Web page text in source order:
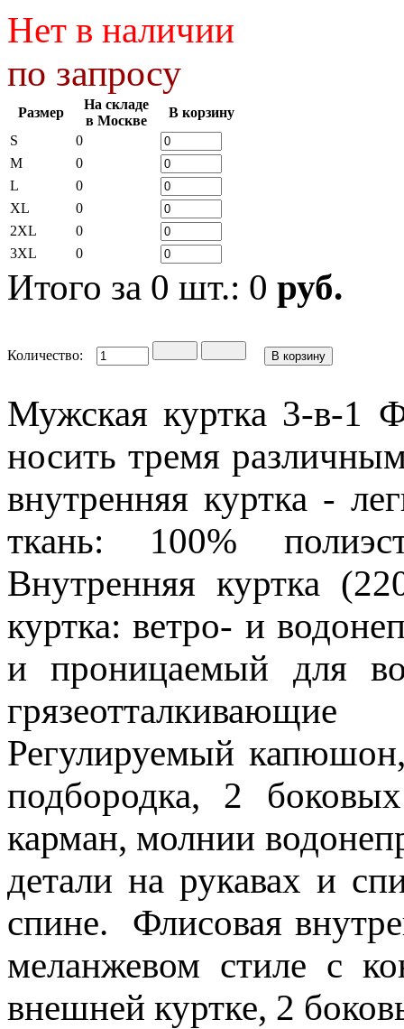
Нет в наличии
по запросу
Размер
На складе
в Москве
В корзину
S
0
M
0
L
0
XL
0
2XL
0
3XL
0
Итого за 0 шт.: 0 руб.
Количество:
Мужская куртка 3-в-1
носить тремя
внутренняя куртка -
ткань: 100%
Внутренняя куртка
куртка: ветро- и
и проницаемый для
Регулируемый
подбородка, 2
карман, молнии
детали на рукавах и
спине. Флисовая
меланжевом стиле с
внешней куртке, 2